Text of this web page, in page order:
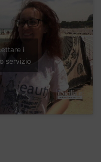
i
servizio